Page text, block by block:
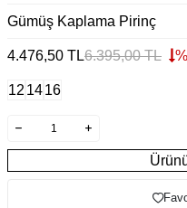
Gümüş Kaplama Pirinç
4.476,50 TL6.395,00TL %
121416